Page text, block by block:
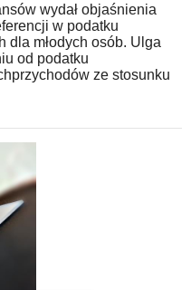
wydał objaśnienia
w podatku
dla młodych osób. Ulga
od podatku
ze stosunku